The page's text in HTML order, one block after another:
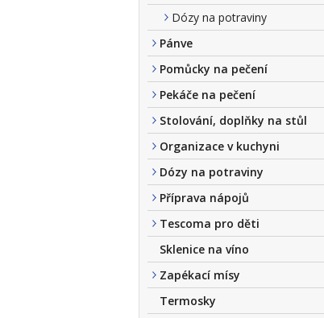
Dózy na potraviny
Pánve
Pomůcky na pečení
Pekáče na pečení
Stolování, doplňky na stůl
Organizace v kuchyni
Dózy na potraviny
Příprava nápojů
Tescoma pro děti
Sklenice na víno
Zapékací mísy
Termosky